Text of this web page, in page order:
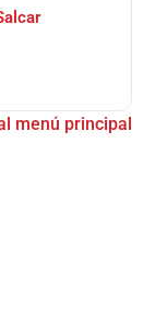
menú principal